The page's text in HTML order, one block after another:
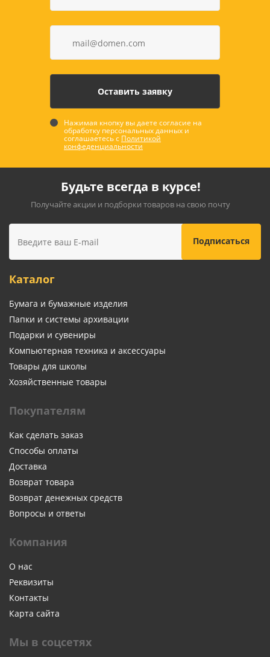
Нажимая кнопку вы даете согласие на
обработку персональных данных и
соглашаетесь с Политикой
конфеденциальности
Будьте всегда в курсе!
Получайте акции и подборки товаров на свою почту
Каталог
Бумага и бумажные изделия
Папки и системы архивации
Подарки и сувениры
Компьютерная техника и аксессуары
Товары для школы
Хозяйственные товары
Покупателям
Как сделать заказ
Способы оплаты
Доставка
Возврат товара
Возврат денежных средств
Вопросы и ответы
Компания
О нас
Реквизиты
Контакты
Карта сайта
Мы в соцсетях